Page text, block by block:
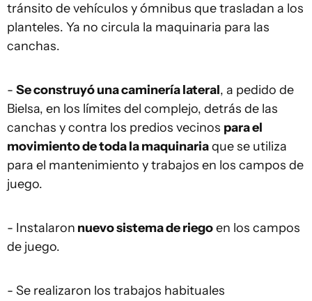
tránsito de vehículos y ómnibus que trasladan a los
planteles. Ya no circula la maquinaria para las
canchas.
- Se construyó una caminería lateral, a pedido de
Bielsa, en los límites del complejo, detrás de las
canchas y contra los predios vecinos para el
movimiento de toda la maquinariaque se utiliza
para el mantenimiento y trabajos en los campos de
juego.
- Instalaron nuevo sistema de riegoen los campos
de juego.
- Se realizaron los trabajos habituales